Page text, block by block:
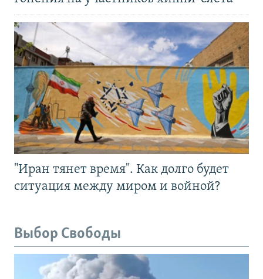
"Иран тянет время". Как долго будет
ситуация между миром и войной?
Выбор Свободы